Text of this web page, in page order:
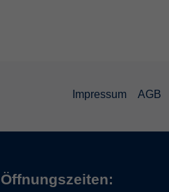
Impressum AGB
Öffnungszeiten: